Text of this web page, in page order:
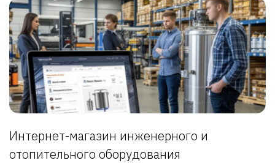
Интернет-магазин инженерного и
отопительного оборудования